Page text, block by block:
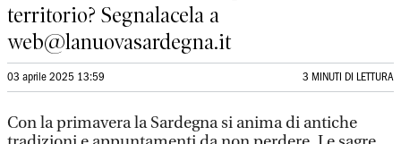
territorio? Segnalacela a
web@lanuovasardegna.it
03 aprile 2025 13:59 3 MINUTI DI LETTURA
Con la primavera la Sardegna si anima di antiche